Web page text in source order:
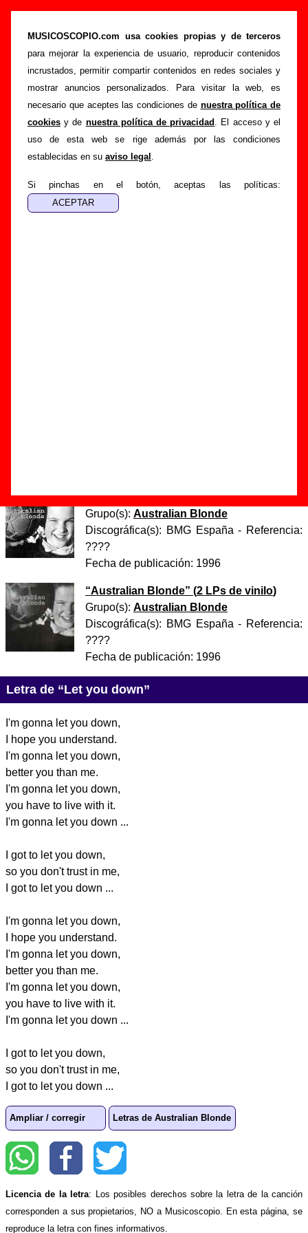
MUSICOSCOPIO.com usa cookies propias y de terceros
para mejorar la experiencia de usuario, reproducir contenidos
incrustados, permitir compartir contenidos en redes sociales y
mostrar anuncios personalizados. Para visitar la web, es
necesario que aceptes las condiciones de nuestra política de
cookies y de nuestra política de privacidad . El acceso y el
uso de esta web se rige además por las condiciones
establecidas en su aviso legal .
Si pinchas en el botón, aceptas las políticas:
“Let you down”, canción de Australian Blonde
(Letra e información)
Portada >Australian Blonde > Canciones >Let you down
Esta página pretende recopilar todo tipo de información
sobre lacanción "Let you down" interpretada por
Australian Blonde. Además de su letra, también aparecerá
información sobre el autor o los autores, sobre los discos en
los que está incluido este tema, sobre la grabación del
encuentras errores o tienes información adicional, puedes
ayudar a
completar esta información
“Australian Blonde” (CD)
Grupo(s): Australian Blonde
Discográfica(s): BMG España - Referencia:
????
Fecha de publicación: 1996
“Australian Blonde” (2 LPs de vinilo)
Grupo(s): Australian Blonde
Discográfica(s): BMG España - Referencia:
????
Fecha de publicación: 1996
Letra de “Let you down”
I'm gonna let you down,
I hope you understand.
I'm gonna let you down,
better you than me.
I'm gonna let you down,
you have to live with it.
I'm gonna let you down ...
I got to let you down,
so you don't trust in me,
I got to let you down ...
I'm gonna let you down,
I hope you understand.
I'm gonna let you down,
better you than me.
I'm gonna let you down,
you have to live with it.
I'm gonna let you down ...
I got to let you down,
so you don't trust in me,
I got to let you down ...
Ampliar / corregir Letras de Australian Blonde
Licencia de la letra: Los posibles derechos sobre la letra de la canción
corresponden a sus propietarios, NO a Musicoscopio. En esta página, se
reproduce la letra con fines informativos.